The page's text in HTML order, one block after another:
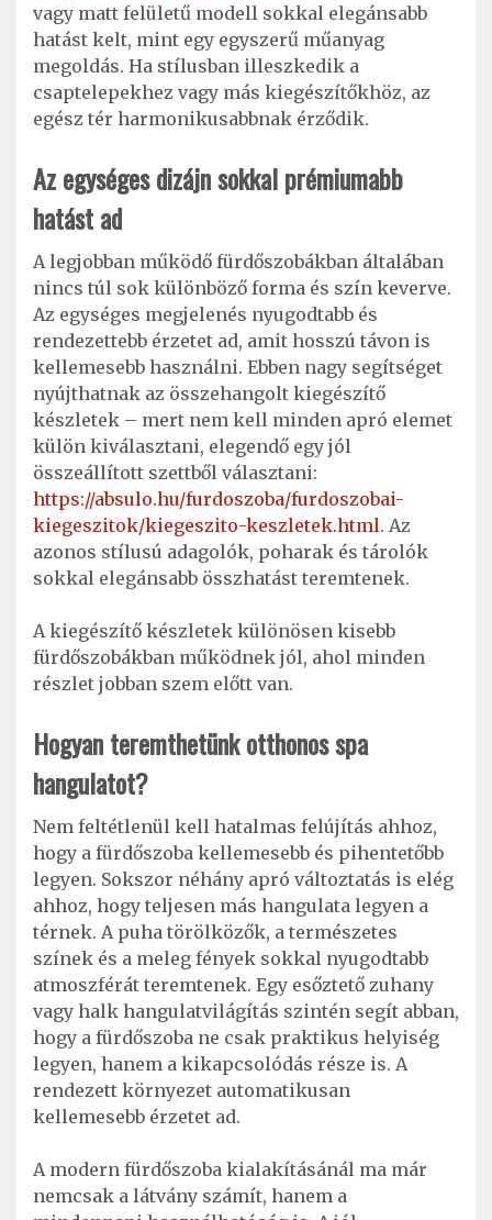
vagy matt felületű modell sokkal elegánsabb
hatást kelt, mint egy egyszerű műanyag
megoldás. Ha stílusban illeszkedik a
csaptelepekhez vagy más kiegészítőkhöz, az
egész tér harmonikusabbnak érződik.
Az egységes dizájn sokkal prémiumabb
hatást ad
A legjobban működő fürdőszobákban általában
nincs túl sok különböző forma és szín keverve.
Az egységes megjelenés nyugodtabb és
rendezettebb érzetet ad, amit hosszú távon is
kellemesebb használni. Ebben nagy segítséget
nyújthatnak az összehangolt kiegészítő
készletek – mert nem kell minden apró elemet
külön kiválasztani, elegendő egy jól
összeállított szettből választani:
https://absulo.hu/furdoszoba/furdoszobai-
kiegeszitok/kiegeszito-keszletek.html. Az
azonos stílusú adagolók, poharak és tárolók
sokkal elegánsabb összhatást teremtenek.
A kiegészítő készletek különösen kisebb
fürdőszobákban működnek jól, ahol minden
részlet jobban szem előtt van.
Hogyan teremthetünk otthonos spa
hangulatot?
Nem feltétlenül kell hatalmas felújítás ahhoz,
hogy a fürdőszoba kellemesebb és pihentetőbb
legyen. Sokszor néhány apró változtatás is elég
ahhoz, hogy teljesen más hangulata legyen a
térnek. A puha törölközők, a természetes
színek és a meleg fények sokkal nyugodtabb
atmoszférát teremtenek. Egy esőztető zuhany
vagy halk hangulatvilágítás szintén segít abban,
hogy a fürdőszoba ne csak praktikus helyiség
legyen, hanem a kikapcsolódás része is. A
rendezett környezet automatikusan
kellemesebb érzetet ad.
A modern fürdőszoba kialakításánál ma már
nemcsak a látvány számít, hanem a